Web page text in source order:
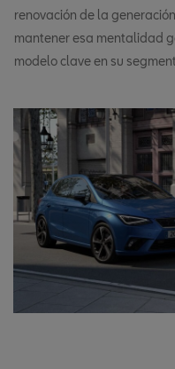
renovación de la
mantener esa mentalidad
modelo clave en su